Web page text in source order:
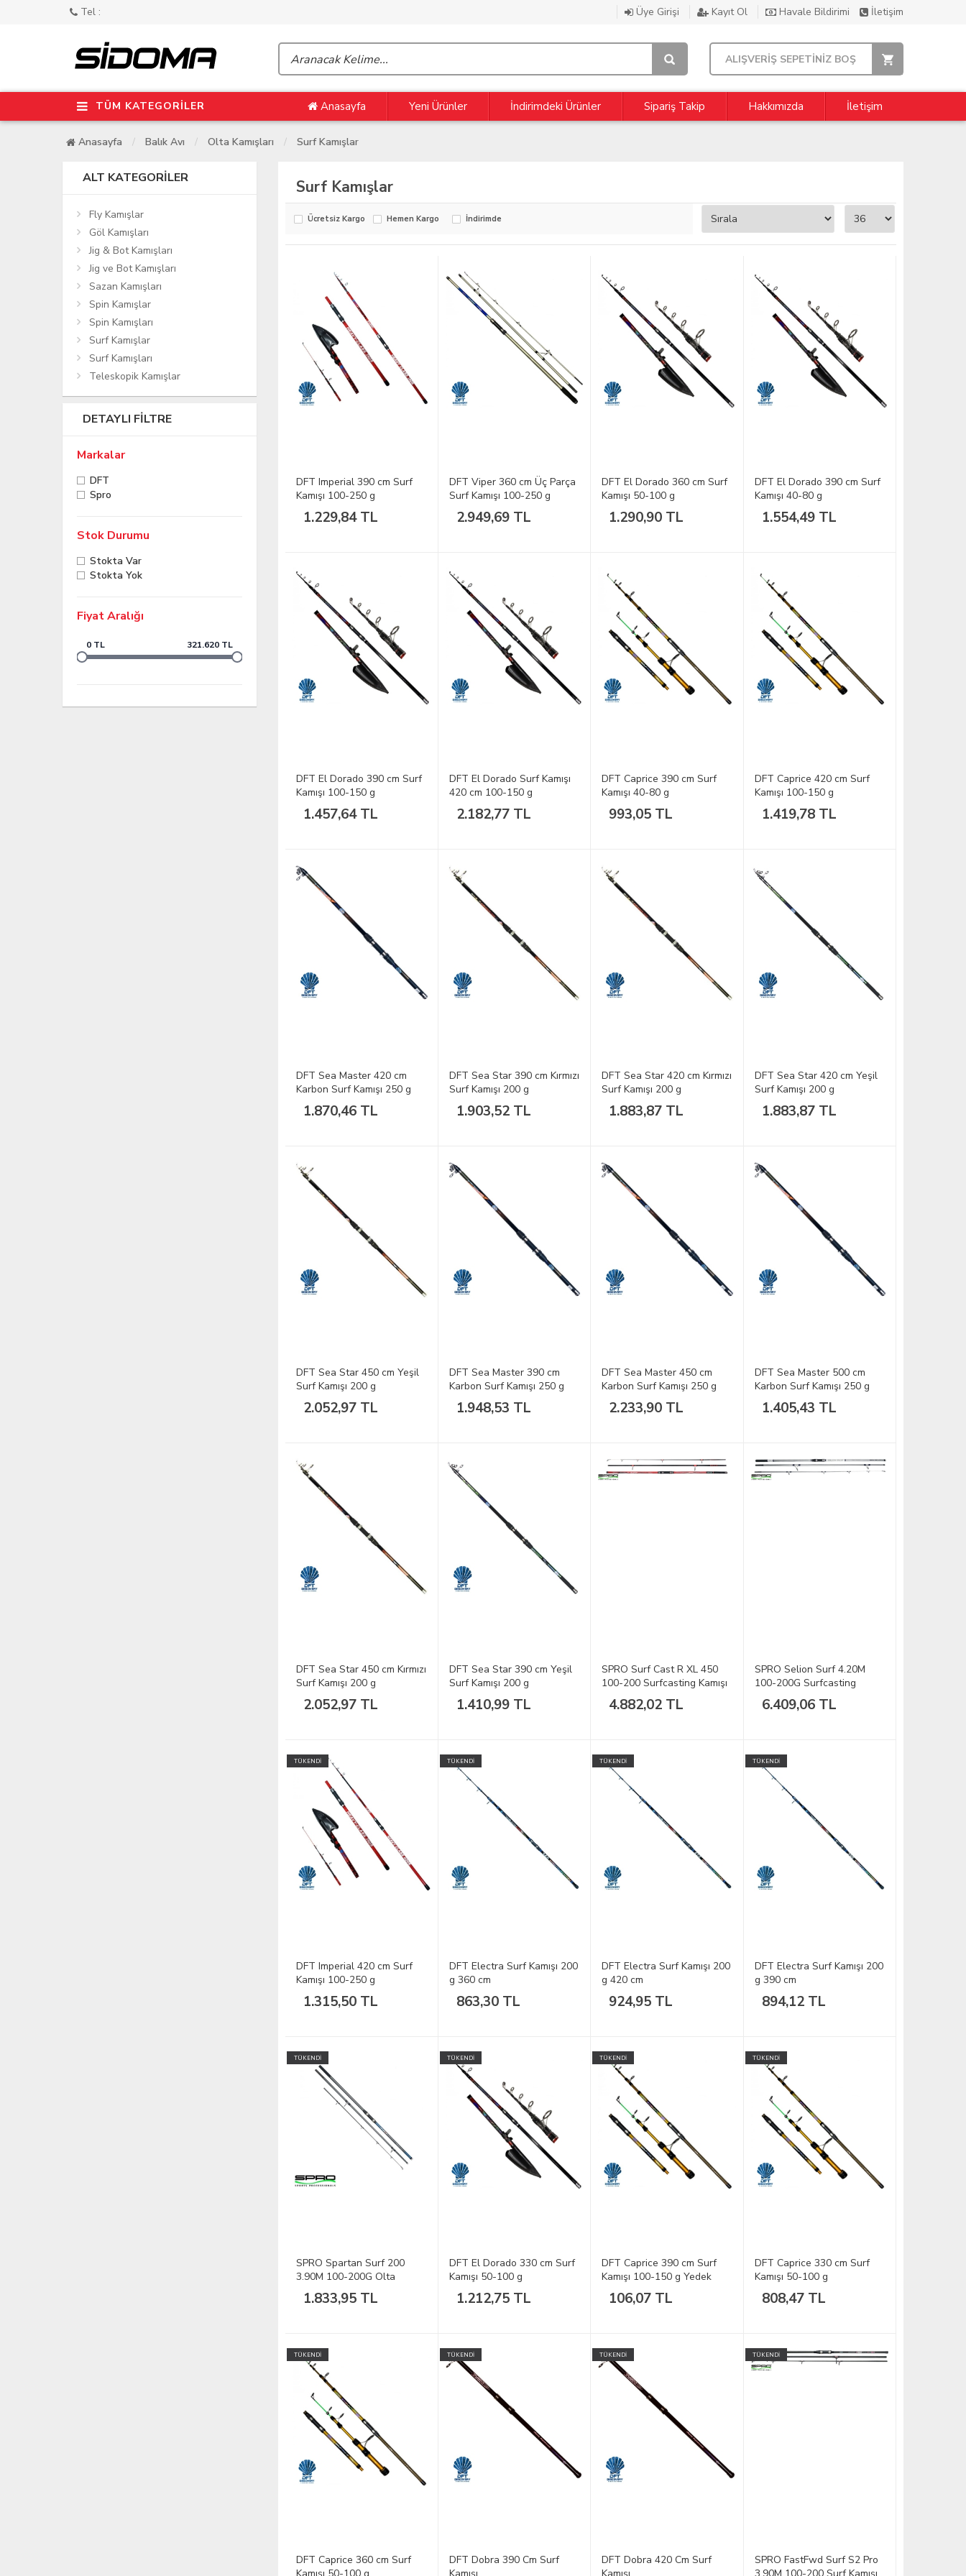
Tel : Üye Girişi Kayıt Ol Havale Bildirimi İletişim
ALIŞVERİŞ SEPETİNİZ BOŞ
TÜM KATEGORİLER Anasayfa Yeni Ürünler İndirimdeki Ürünler Sipariş Takip Hakkımızda İletişim
Anasayfa Balık Avı Olta Kamışları Surf Kamışlar
ALT KATEGORILER
Fly Kamışlar
Göl Kamışları
Jig & Bot Kamışları
Jig ve Bot Kamışları
Sazan Kamışları
Spin Kamışlar
Spin Kamışları
Surf Kamışlar
Surf Kamışları
Teleskopik Kamışlar
DETAYLI FILTRE
Markalar
DFT
Spro
Stok Durumu
Stokta Var
Stokta Yok
Fiyat Aralığı
0 TL 321.620 TL
Surf Kamışlar
Ücretsiz Kargo Hemen Kargo İndirimde
DFT Imperial 390 cm Surf
Kamışı 100-250 g
1.229,84 TL
DFT Viper 360 cm Üç Parça
Surf Kamışı 100-250 g
2.949,69 TL
DFT El Dorado 360 cm Surf
Kamışı 50-100 g
1.290,90 TL
DFT El Dorado 390 cm Surf
Kamışı 40-80 g
1.554,49 TL
DFT El Dorado 390 cm Surf
Kamışı 100-150 g
1.457,64 TL
DFT El Dorado Surf Kamışı
420 cm 100-150 g
2.182,77 TL
DFT Caprice 390 cm Surf
Kamışı 40-80 g
993,05 TL
DFT Caprice 420 cm Surf
Kamışı 100-150 g
1.419,78 TL
DFT Sea Master 420 cm
Karbon Surf Kamışı 250 g
1.870,46 TL
DFT Sea Star 390 cm Kırmızı
Surf Kamışı 200 g
1.903,52 TL
DFT Sea Star 420 cm Kırmızı
Surf Kamışı 200 g
1.883,87 TL
DFT Sea Star 420 cm Yeşil
Surf Kamışı 200 g
1.883,87 TL
DFT Sea Star 450 cm Yeşil
Surf Kamışı 200 g
2.052,97 TL
DFT Sea Master 390 cm
Karbon Surf Kamışı 250 g
1.948,53 TL
DFT Sea Master 450 cm
Karbon Surf Kamışı 250 g
2.233,90 TL
DFT Sea Master 500 cm
Karbon Surf Kamışı 250 g
1.405,43 TL
DFT Sea Star 450 cm Kırmızı
Surf Kamışı 200 g
2.052,97 TL
DFT Sea Star 390 cm Yeşil
Surf Kamışı 200 g
1.410,99 TL
SPRO Surf Cast R XL 450
100-200 Surfcasting Kamışı
4.882,02 TL
SPRO Selion Surf 4.20M
100-200G Surfcasting
Kamışı
6.409,06 TL
TÜKENDİ
DFT Imperial 420 cm Surf
Kamışı 100-250 g
1.315,50 TL
TÜKENDİ
DFT Electra Surf Kamışı 200
g 360 cm
863,30 TL
TÜKENDİ
DFT Electra Surf Kamışı 200
g 420 cm
924,95 TL
TÜKENDİ
DFT Electra Surf Kamışı 200
g 390 cm
894,12 TL
TÜKENDİ
SPRO Spartan Surf 200
3.90M 100-200G Olta
Kamışı
1.833,95 TL
TÜKENDİ
DFT El Dorado 330 cm Surf
Kamışı 50-100 g
1.212,75 TL
TÜKENDİ
DFT Caprice 390 cm Surf
Kamışı 100-150 g Yedek
Ucu
106,07 TL
TÜKENDİ
DFT Caprice 330 cm Surf
Kamışı 50-100 g
808,47 TL
TÜKENDİ
DFT Caprice 360 cm Surf
TÜKENDİ
DFT Dobra 390 Cm Surf
TÜKENDİ
DFT Dobra 420 Cm Surf
TÜKENDİ
SPRO FastFwd Surf S2 Pro